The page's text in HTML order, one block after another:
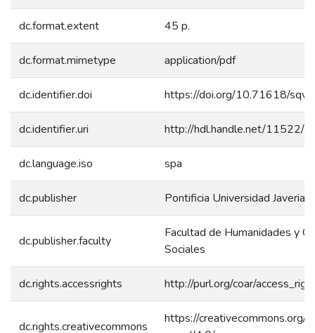
dc.format.extent 45 p.
dc.format.mimetype application/pdf
dc.identifier.doi https://doi.org/10.71618/
dc.identifier.uri http://hdl.handle.net/11522/
dc.language.iso spa
dc.publisher Pontificia Universidad
dc.publisher.faculty
Facultad de Humanidades y
Sociales
dc.rights.accessrights http://purl.org/coar/
dc.rights.creativecommons
https://creativecommons.org/